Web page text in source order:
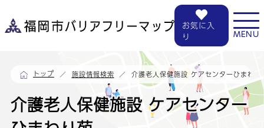
お気に入
り
MENU
トップ 施設情報検索 介護老人保健施設 ケアセンターひまわり
介護老人保健施設 ケアセンター